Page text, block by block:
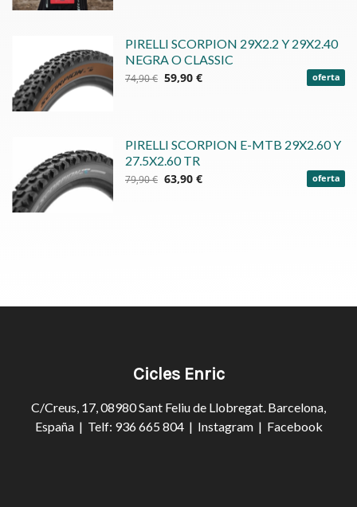
PIRELLI SCORPION 29X2.2 Y 29X2.40
NEGRA O CLASSIC
74,90 € 59,90 € oferta
PIRELLI SCORPION E-MTB 29X2.60 Y
27.5X2.60 TR
79,90 € 63,90 € oferta
Cicles Enric
C/Creus, 17, 08980 Sant Feliu de Llobregat. Barcelona,
España | Telf: 936 665 804 | Instagram | Facebook